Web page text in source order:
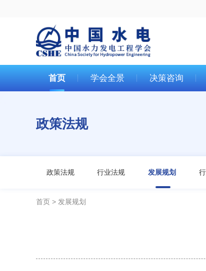
首页 学会全景 决策咨询
政策法规
政策法规 行业法规 发展规划
首页 发展规划